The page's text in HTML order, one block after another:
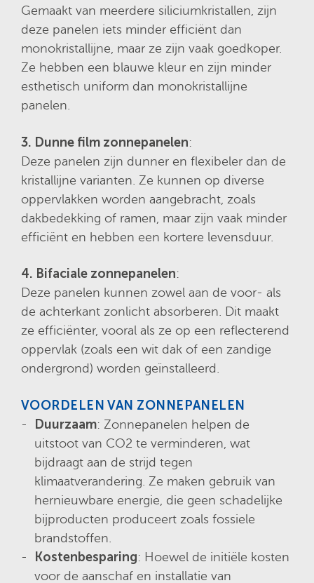
Gemaakt van meerdere siliciumkristallen, zijn
deze panelen iets minder efficiënt dan
monokristallijne, maar ze zijn vaak goedkoper.
Ze hebben een blauwe kleur en zijn minder
esthetisch uniform dan monokristallijne
panelen.
3. Dunne film zonnepanelen:
Deze panelen zijn dunner en flexibeler dan de
kristallijne varianten. Ze kunnen op diverse
oppervlakken worden aangebracht, zoals
dakbedekking of ramen, maar zijn vaak minder
efficiënt en hebben een kortere levensduur.
4. Bifaciale zonnepanelen:
Deze panelen kunnen zowel aan de voor- als
de achterkant zonlicht absorberen. Dit maakt
ze efficiënter, vooral als ze op een reflecterend
oppervlak (zoals een wit dak of een zandige
ondergrond) worden geïnstalleerd.
VOORDELEN VAN ZONNEPANELEN
Duurzaam: Zonnepanelen helpen de
uitstoot van CO2 te verminderen, wat
bijdraagt aan de strijd tegen
klimaatverandering. Ze maken gebruik van
hernieuwbare energie, die geen schadelijke
bijproducten produceert zoals fossiele
brandstoffen.
Kostenbesparing: Hoewel de initiële kosten
voor de aanschaf en installatie van